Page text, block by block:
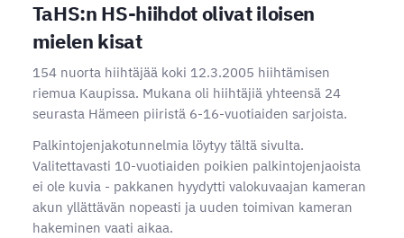
TaHS:n HS-hiihdot olivat iloisen
mielen kisat
154 nuorta hiihtäjää koki 12.3.2005 hiihtämisen
riemua Kaupissa. Mukana oli hiihtäjiä yhteensä 24
seurasta Hämeen piiristä 6-16-vuotiaiden sarjoista.
Palkintojenjakotunnelmia löytyy tältä sivulta.
Valitettavasti 10-vuotiaiden poikien palkintojenjaoista
ei ole kuvia - pakkanen hyydytti valokuvaajan kameran
akun yllättävän nopeasti ja uuden toimivan kameran
hakeminen vaati aikaa.